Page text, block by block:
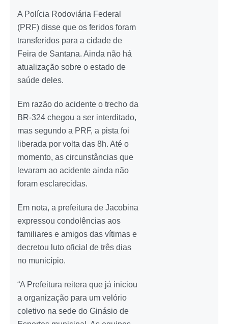
A Polícia Rodoviária Federal
(PRF) disse que os feridos foram
transferidos para a cidade de
Feira de Santana. Ainda não há
atualização sobre o estado de
saúde deles.
Em razão do acidente o trecho da
BR-324 chegou a ser interditado,
mas segundo a PRF, a pista foi
liberada por volta das 8h. Até o
momento, as circunstâncias que
levaram ao acidente ainda não
foram esclarecidas.
Em nota, a prefeitura de Jacobina
expressou condolências aos
familiares e amigos das vítimas e
decretou luto oficial de três dias
no município.
“A Prefeitura reitera que já iniciou
a organização para um velório
coletivo na sede do Ginásio de